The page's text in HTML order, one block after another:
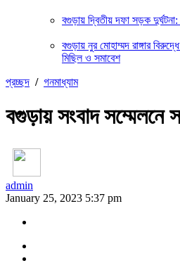
বগুড়ায় দ্বিতীয় দফা সড়ক
বগুড়ায় নুর মোহাম্মদ রাঙ্গার
মিছিল ও সমাবেশ
প্রচ্ছদ / গনমাধ্যাম
বগুড়ায় সংবাদ সম্মেলনে
admin
January 25, 2023 5:37 pm